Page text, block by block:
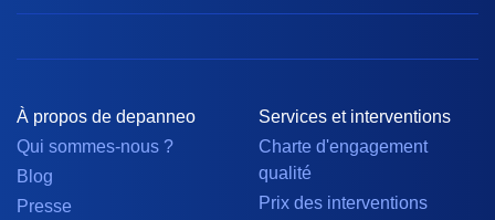
À propos de depanneo
Qui sommes-nous ?
Blog
Presse
Services et interventions
Charte d'engagement
qualité
Prix des interventions